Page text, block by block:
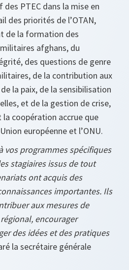
PTEC dans la mise en
des priorités de l’OTAN,
de la formation des
afghans, du
des questions de genre
de la contribution aux
la paix, de la sensibilisation
et de la gestion de crise,
coopération accrue que
européenne et l’ONU.
vos programmes spécifiques
stagiaires issus de tout
ont acquis des
importantes. Ils
aux mesures de
encourager
des idées et des pratiques
la secrétaire générale